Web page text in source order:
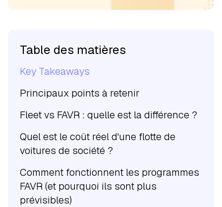
Table des matières
Key Takeaways
Principaux points à retenir
Fleet vs FAVR : quelle est la différence ?
Quel est le coût réel d'une flotte de
voitures de société ?
Comment fonctionnent les programmes
FAVR (et pourquoi ils sont plus
prévisibles)